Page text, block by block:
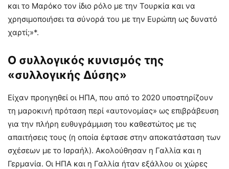
και το Μαρόκο τον ίδιο ρόλο με την Τουρκία και να
χρησιμοποιήσει τα σύνορά του με την Ευρώπη ως δυνατό
χαρτί;»*.
Ο συλλογικός κυνισμός της
«συλλογικής Δύσης»
Είχαν προηγηθεί οι ΗΠΑ, που από το 2020 υποστηρίζουν
τη μαροκινή πρόταση περί «αυτονομίας» ως επιβράβευση
για την πλήρη ευθυγράμμιση του καθεστώτος με τις
απαιτήσεις τους (η οποία έφτασε στην αποκατάσταση των
σχέσεων με το Ισραήλ). Ακολούθησαν η Γαλλία και η
Γερμανία. Οι ΗΠΑ και η Γαλλία ήταν εξάλλου οι χώρες